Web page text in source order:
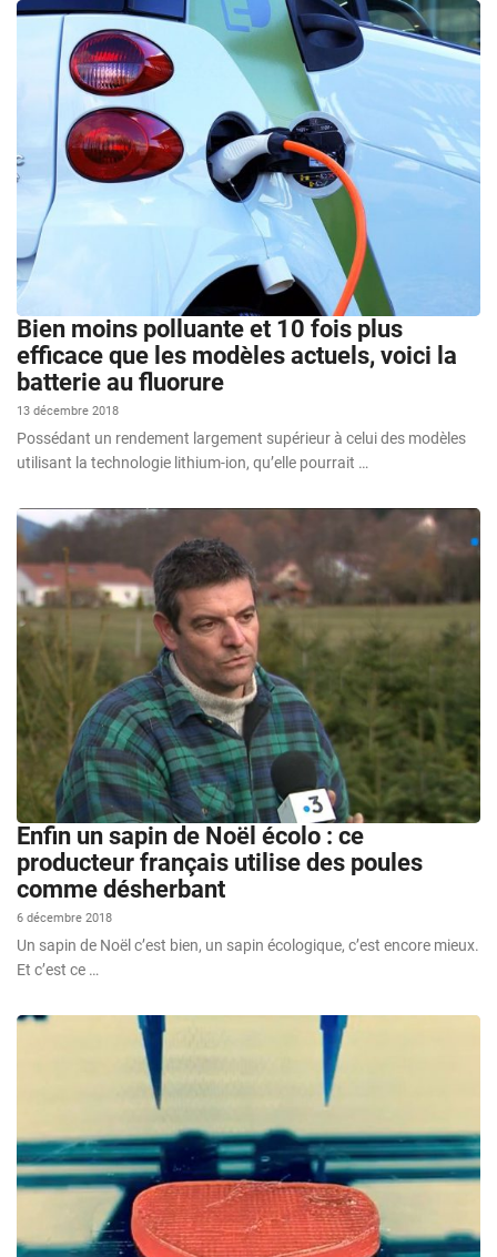
Bien moins polluante et 10 fois plus
efficace que les modèles actuels, voici la
batterie au fluorure
13 décembre 2018
Possédant un rendement largement supérieur à celui des modèles
utilisant la technologie lithium-ion, qu’elle pourrait …
Enfin un sapin de Noël écolo : ce
producteur français utilise des poules
comme désherbant
6 décembre 2018
Un sapin de Noël c’est bien, un sapin écologique, c’est encore mieux.
Et c’est ce …